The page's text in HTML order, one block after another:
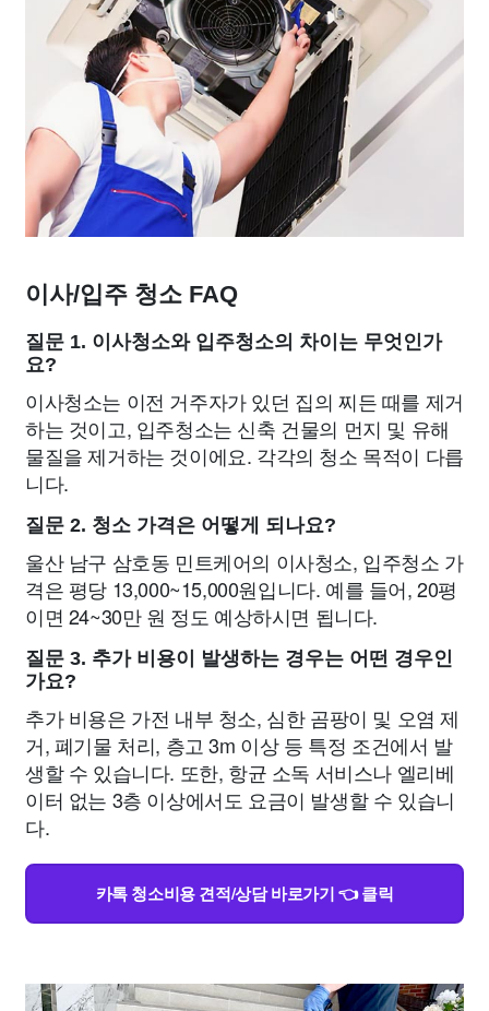
이사/입주 청소 FAQ
질문 1. 이사청소와 입주청소의 차이는 무엇인가
요?
이사청소는 이전 거주자가 있던 집의 찌든 때를 제거
하는 것이고, 입주청소는 신축 건물의 먼지 및 유해
물질을 제거하는 것이에요. 각각의 청소 목적이 다릅
니다.
질문 2. 청소 가격은 어떻게 되나요?
울산 남구 삼호동 민트케어의 이사청소, 입주청소 가
격은 평당 13,000~15,000원입니다. 예를 들어, 20평
이면 24~30만 원 정도 예상하시면 됩니다.
질문 3. 추가 비용이 발생하는 경우는 어떤 경우인
가요?
추가 비용은 가전 내부 청소, 심한 곰팡이 및 오염 제
거, 폐기물 처리, 층고 3m 이상 등 특정 조건에서 발
생할 수 있습니다. 또한, 항균 소독 서비스나 엘리베
이터 없는 3층 이상에서도 요금이 발생할 수 있습니
다.
카톡 청소비용 견적/상담 바로가기 👈 클릭